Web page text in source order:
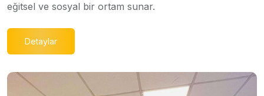
eğitsel ve sosyal bir ortam sunar.
Detaylar